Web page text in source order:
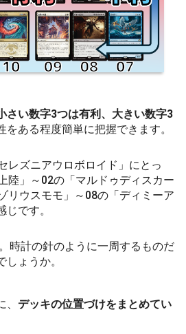
さい数字3つは有利、大きい数字3
をある程度簡単に把握できます。
レズニアウロボロイド」にとっ
陸」～02の「マルドゥディスカー
リウスモモ」～08の「ディミーア
です。
時計の針のように一周するものだ
ょうか。
デッキの位置づけをまとめてい